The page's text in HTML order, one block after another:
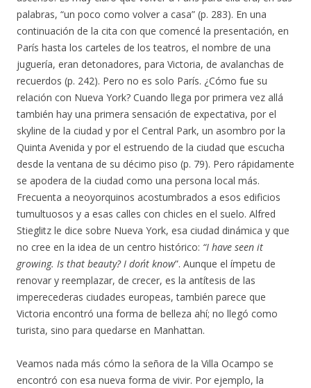
palabras, “un poco como volver a casa” (p. 283). En una
continuación de la cita con que comencé la presentación, en
París hasta los carteles de los teatros, el nombre de una
juguería, eran detonadores, para Victoria, de avalanchas de
recuerdos (p. 242). Pero no es solo París. ¿Cómo fue su
relación con Nueva York? Cuando llega por primera vez allá
también hay una primera sensación de expectativa, por el
skyline de la ciudad y por el Central Park, un asombro por la
Quinta Avenida y por el estruendo de la ciudad que escucha
desde la ventana de su décimo piso (p. 79). Pero rápidamente
se apodera de la ciudad como una persona local más.
Frecuenta a neoyorquinos acostumbrados a esos edificios
tumultuosos y a esas calles con chicles en el suelo. Alfred
Stieglitz le dice sobre Nueva York, esa ciudad dinámica y que
no cree en la idea de un centro histórico: “I have seen it
growing. Is that beauty? I don´t know”. Aunque el ímpetu de
renovar y reemplazar, de crecer, es la antítesis de las
imperecederas ciudades europeas, también parece que
Victoria encontró una forma de belleza ahí; no llegó como
turista, sino para quedarse en Manhattan.
Veamos nada más cómo la señora de la Villa Ocampo se
encontró con esa nueva forma de vivir. Por ejemplo, la